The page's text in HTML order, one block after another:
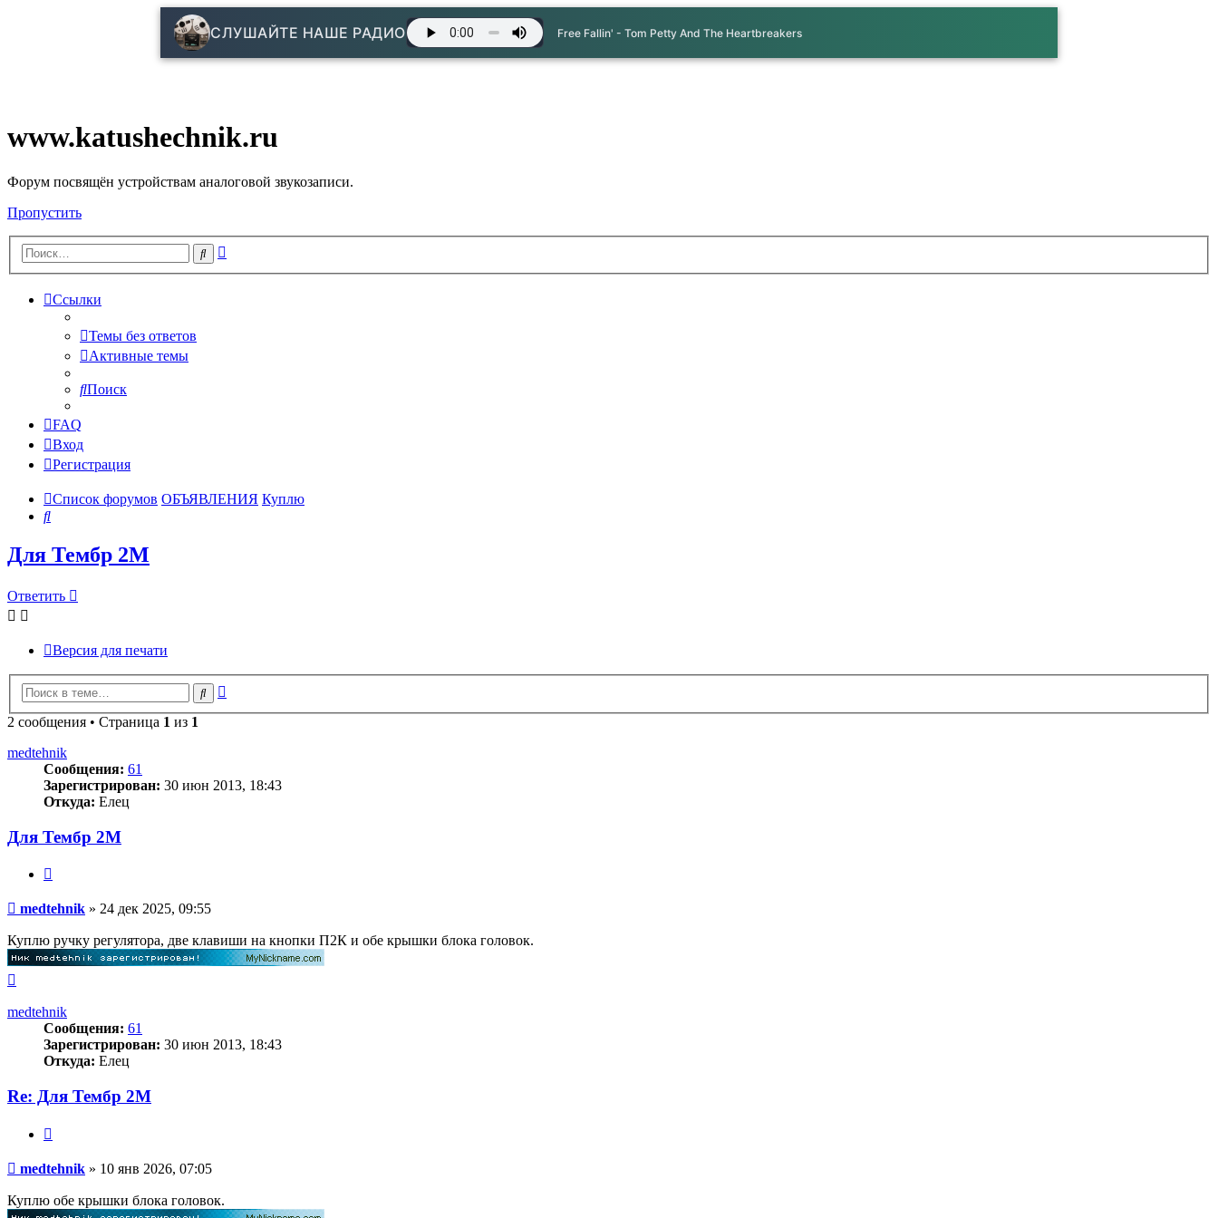
СЛУШАЙТЕ НАШЕ РАДИО Free Fallin' - Tom Petty And The Heartbreakers
www.katushechnik.ru
Форум посвящён устройствам аналоговой звукозаписи.
Пропустить
Поиск
Ссылки
Темы без ответов
Активные темы
Поиск
FAQ
Вход
Регистрация
Список форумов ОБЪЯВЛЕНИЯ Куплю
Поиск
Для Тембр 2М
Ответить
Версия для печати
Поиск
2 сообщения • Страница 1 из 1
medtehnik
Сообщения: 61
Зарегистрирован: 30 июн 2013, 18:43
Откуда: Елец
Для Тембр 2М
Сообщение
medtehnik » 24 дек 2025, 09:55
Куплю ручку регулятора, две клавиши на кнопки П2К и обе крышки блока головок.
началу
medtehnik
Сообщения: 61
Зарегистрирован: 30 июн 2013, 18:43
Откуда: Елец
Re: Для Тембр 2М
Сообщение
medtehnik » 10 янв 2026, 07:05
Куплю обе крышки блока головок.